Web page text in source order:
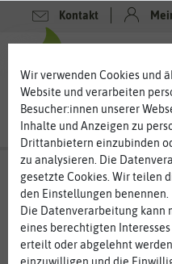
Kontakt
Wir verwenden Cookies und
Website und verarbeiten
Besucher:innen unserer
Inhalte und Anzeigen zu
Drittanbietern einzubinden
zu analysieren. Die
gesetzte Cookies. Wir teilen
den Einstellungen benennen.
Die Datenverarbeitung kann
eines berechtigten
erteilt oder abgelehnt
einzuwilligen und die